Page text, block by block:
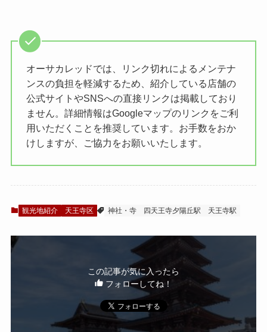
オーサカレッドでは、リンク切れによるメンテナ
ンスの負担を軽減するため、紹介している店舗の
公式サイトやSNSへの直接リンクは掲載しており
ません。詳細情報はGoogleマップのリンクをご利
用いただくことを推奨しています。お手数をおか
けしますが、ご協力をお願いいたします。
観光地紹介 天王寺区 神社・寺 四天王寺夕陽丘駅 天王寺駅
この記事が気に入ったら
フォローしてね！